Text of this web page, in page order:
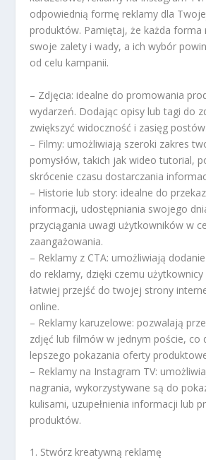
odpowiednią formę reklamy dla
produktów. Pamiętaj, że każda forma
swoje zalety i wady, a ich wybór
od celu kampanii.
– Zdjęcia: idealne do promowania
wydarzeń. Dodając opisy lub tagi do
zwiększyć widoczność i zasięg postów.
– Filmy: umożliwiają szeroki zakres
pomysłów, takich jak wideo tutorial,
skrócenie czasu dostarczania
– Historie lub story: idealne do
informacji, udostępniania swojego
przyciągania uwagi użytkowników w
zaangażowania.
– Reklamy z CTA: umożliwiają
do reklamy, dzięki czemu
łatwiej przejść do twojej strony
online.
– Reklamy karuzelowe: pozwalają
zdjęć lub filmów w jednym poście, co
lepszego pokazania oferty
– Reklamy na Instagram TV:
nagrania, wykorzystywane są do
kulisami, uzupełnienia informacji lub
produktów.
1. Stwórz kreatywną reklamę